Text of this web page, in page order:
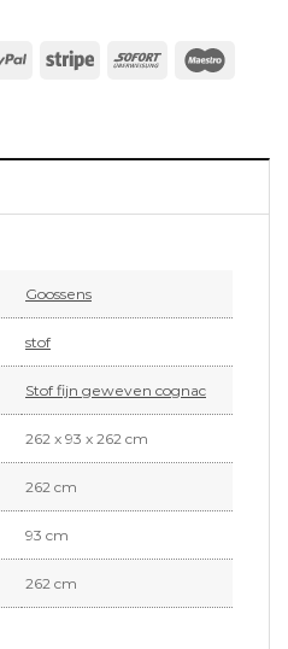
Goossens
stof
Stof fijn geweven cognac
262 x 93 x 262 cm
262 cm
93 cm
262 cm